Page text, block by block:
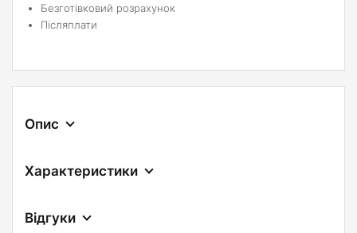
Безготівковий розрахунок
Післяплати
Опис
Характеристики
Відгуки